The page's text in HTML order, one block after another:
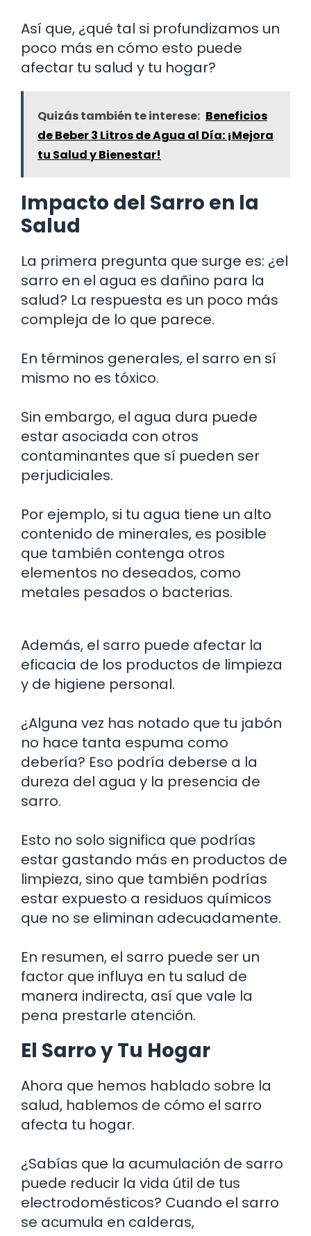
Así que, ¿qué tal si profundizamos un
poco más en cómo esto puede
afectar tu salud y tu hogar?
Quizás también te interese: Beneficios
de Beber 3 Litros de Agua al Día: ¡Mejora
tu Salud y Bienestar!
Impacto del Sarro en la
Salud
La primera pregunta que surge es: ¿el
sarro en el agua es dañino para la
salud? La respuesta es un poco más
compleja de lo que parece.
En términos generales, el sarro en sí
mismo no es tóxico.
Sin embargo, el agua dura puede
estar asociada con otros
contaminantes que sí pueden ser
perjudiciales.
Por ejemplo, si tu agua tiene un alto
contenido de minerales, es posible
que también contenga otros
elementos no deseados, como
metales pesados o bacterias.
Además, el sarro puede afectar la
eficacia de los productos de limpieza
y de higiene personal.
¿Alguna vez has notado que tu jabón
no hace tanta espuma como
debería? Eso podría deberse a la
dureza del agua y la presencia de
sarro.
Esto no solo significa que podrías
estar gastando más en productos de
limpieza, sino que también podrías
estar expuesto a residuos químicos
que no se eliminan adecuadamente.
En resumen, el sarro puede ser un
factor que influya en tu salud de
manera indirecta, así que vale la
pena prestarle atención.
El Sarro y Tu Hogar
Ahora que hemos hablado sobre la
salud, hablemos de cómo el sarro
afecta tu hogar.
¿Sabías que la acumulación de sarro
puede reducir la vida útil de tus
electrodomésticos? Cuando el sarro
se acumula en calderas,